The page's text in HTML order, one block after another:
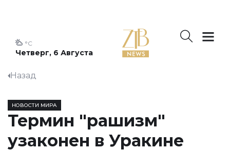
Четверг, 6 Августа
°C
Назад
НОВОСТИ МИРА
Термин "рашизм"
узаконен в Уракине